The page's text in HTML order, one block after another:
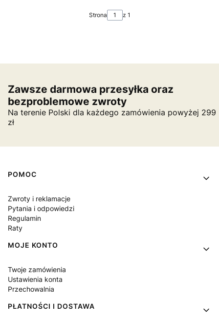
Strona z 1
Zawsze darmowa przesyłka oraz
bezproblemowe zwroty
Na terenie Polski dla każdego zamówienia powyżej 299
zł
Linki w stopce
POMOC
Zwroty i reklamacje
Pytania i odpowiedzi
Regulamin
Raty
MOJE KONTO
Twoje zamówienia
Ustawienia konta
Przechowalnia
PŁATNOŚCI I DOSTAWA